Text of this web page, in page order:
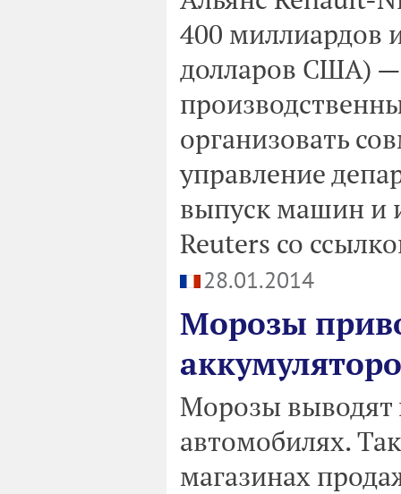
400 миллиардов
долларов США)
организовать
управление
выпуск машин и
Reuters со
28.01.2014
Морозы
Морозы выводят
автомобилях.
магазинах